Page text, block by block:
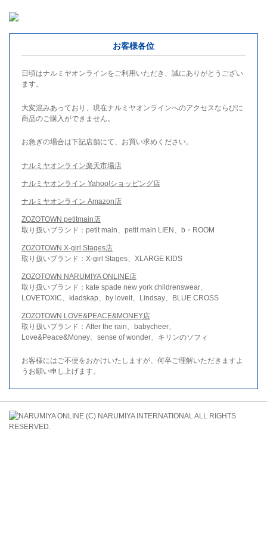
お客様各位
日頃はナルミヤオンラインをご利用いただき、誠にありがとうござい
ます。
大変混みあっており、現在ナルミヤオンラインへのアクセスならびに
商品のご購入ができません。
お急ぎの場合は下記店舗にて、お買い求めください。
ナルミヤオンライン楽天市場店
ナルミヤオンライン Yahoo!ショッピング店
ナルミヤオンライン Amazon店
ZOZOTOWN petitmain店
取り扱いブランド：petit main、petit main LIEN、b・ROOM
ZOZOTOWN X-girl Stages店
取り扱いブランド：X-girl Stages、XLARGE KIDS
ZOZOTOWN NARUMIYA ONLINE店
取り扱いブランド：kate spade new york childrenswear、
LOVETOXIC、kladskap、by loveit、Lindsay、BLUE CROSS
ZOZOTOWN LOVE&PEACE&MONEY店
取り扱いブランド：After the rain、babycheer、
Love&Peace&Money、sense of wonder、キリンのソフィ
お客様にはご不便をおかけいたしますが、何卒ご理解いただきますよ
うお願い申し上げます。